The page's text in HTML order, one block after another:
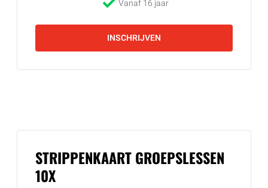
Vanaf 16 jaar
INSCHRIJVEN
STRIPPENKAART GROEPSLESSEN
10X